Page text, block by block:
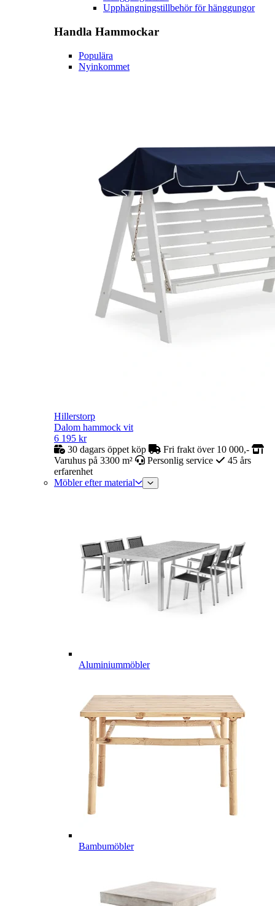
Upphängningstillbehör för hänggungor
Handla Hammockar
Populära
Nyinkommet
Hillerstorp
Dalom hammock vit
6 195 kr
30 dagars öppet köp
Fri frakt över 10 000,-
Varuhus på 3300 m²
Personlig service
45 års
erfarenhet
Möbler efter material
Aluminiummöbler
Bambumöbler